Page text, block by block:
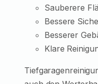
Sauberere
Bessere
Besserer
Klare